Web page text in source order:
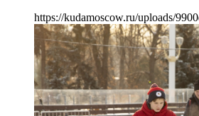
https://kudamoscow.ru/uploads/